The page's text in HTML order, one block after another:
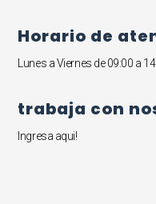
Horario de
Lunes a Viernes de 09:00 a
trabaja con
Ingresa aqui!